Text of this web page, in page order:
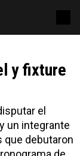
y fixture
el
un integrante
que debutaron